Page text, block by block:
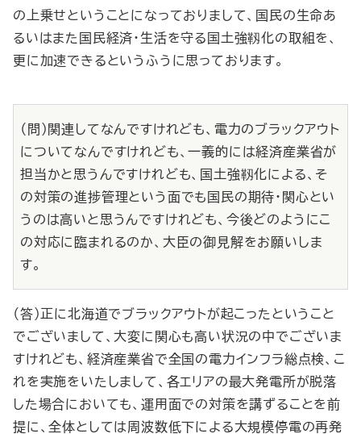
の上乗せということになっておりまして、国民の生命あ
るいはまた国民経済・生活を守る国土強靱化の取組を、
更に加速できるというふうに思っております。
（問）関連してなんですけれども、電力のブラックアウト
についてなんですけれども、一義的には経済産業省が
担当かと思うんですけれども、国土強靱化による、そ
の対策の進捗管理という面でも国民の期待・関心とい
うのは高いと思うんですけれども、今後どのようにこ
の対応に臨まれるのか、大臣の御見解をお願いしま
す。
（答）正に北海道でブラックアウトが起こったということ
でございまして、大変に関心も高い状況の中でございま
すけれども、経済産業省で全国の電力インフラ総点検、こ
れを実施をいたしまして、各エリアの最大発電所が脱落
した場合においても、運用面での対策を講ずることを前
提に、全体としては周波数低下による大規模停電の再発